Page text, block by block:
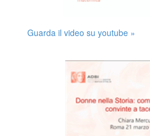
Guarda il video su youtube »